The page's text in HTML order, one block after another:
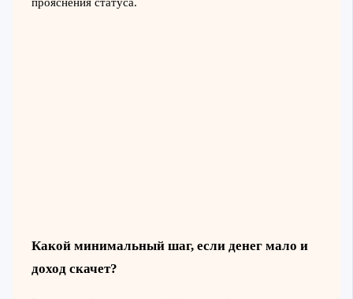
прояснения статуса.
Какой минимальный шаг, если денег мало и
доход скачет?